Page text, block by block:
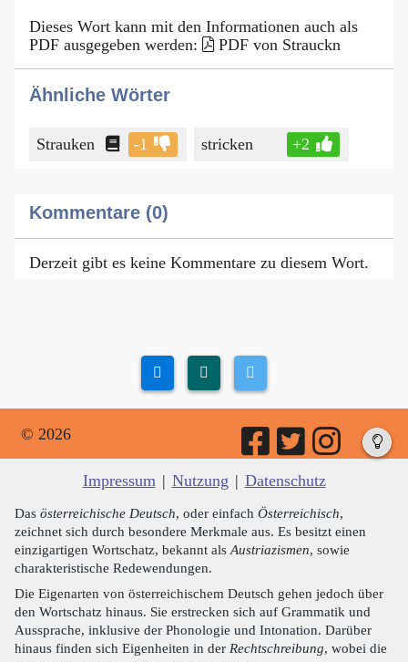
Dieses Wort kann mit den Informationen auch als
PDF ausgegeben werden:
PDF von Strauckn
Ähnliche Wörter
Strauken -1 stricken +2
Kommentare (0)
Derzeit gibt es keine Kommentare zu diesem Wort.
© 2026
Impressum | Nutzung | Datenschutz
Das österreichische Deutsch, oder einfach Österreichisch,
zeichnet sich durch besondere Merkmale aus. Es besitzt einen
einzigartigen Wortschatz, bekannt als Austriazismen, sowie
charakteristische Redewendungen.
Die Eigenarten von österreichischem Deutsch gehen jedoch über
den Wortschatz hinaus. Sie erstrecken sich auf Grammatik und
Aussprache, inklusive der Phonologie und Intonation. Darüber
hinaus finden sich Eigenheiten in der Rechtschreibung, wobei die